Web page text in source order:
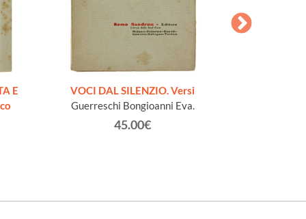
E
VOCI DAL SILENZIO. Versi
Guerreschi Bongioanni Eva.
45.00€